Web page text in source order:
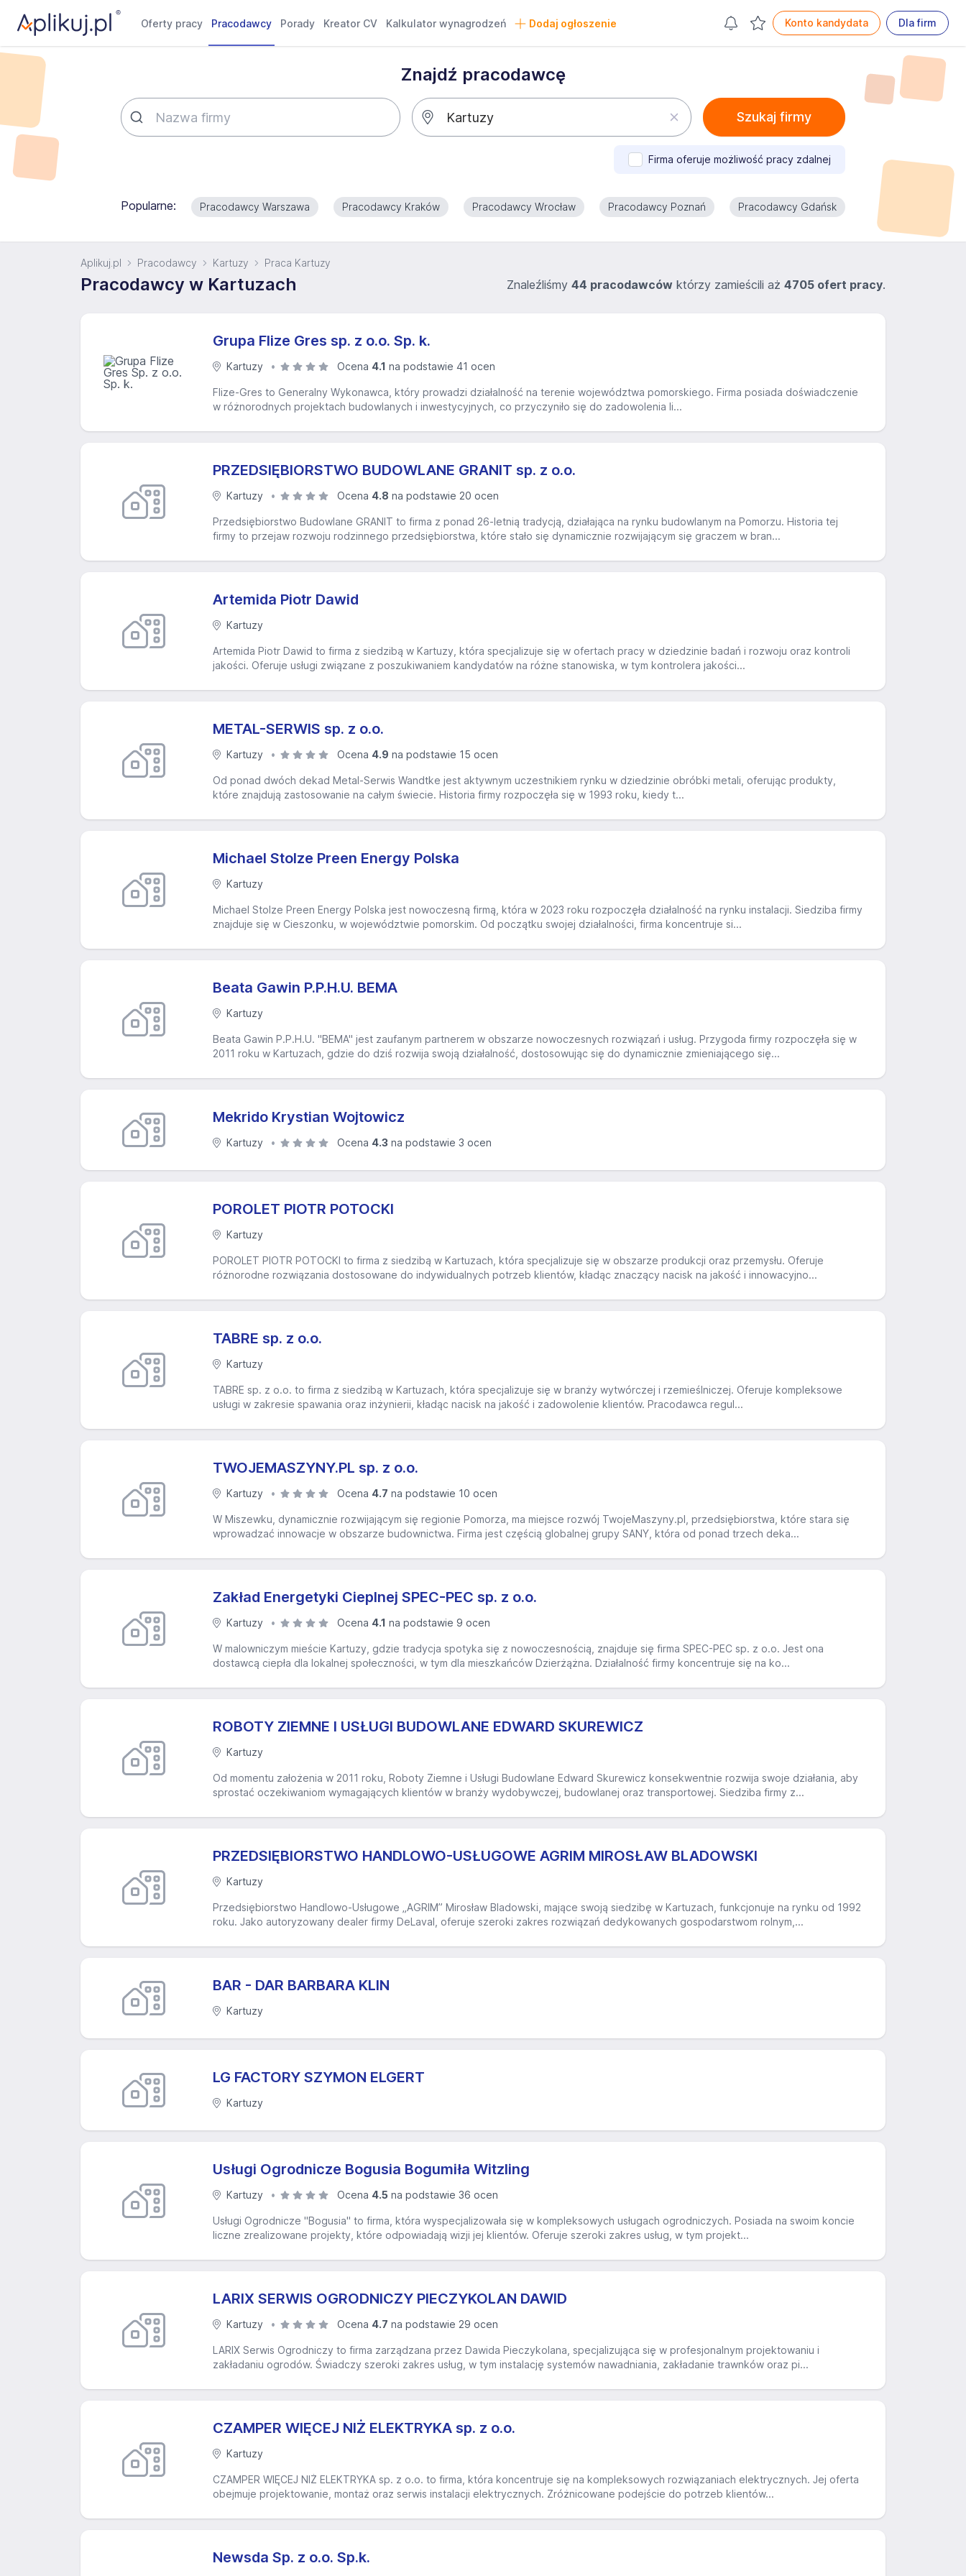
Oferty pracy Pracodawcy Porady Kreator CV Kalkulator wynagrodzeń Dodaj ogłoszenie Konto kandydata Dla firm
Znajdź pracodawcę
Szukaj firmy
Firma oferuje możliwość pracy zdalnej
Popularne: Pracodawcy Warszawa Pracodawcy Kraków Pracodawcy Wrocław Pracodawcy Poznań Pracodawcy Gdańsk
Aplikuj.pl Pracodawcy Kartuzy Praca Kartuzy
Pracodawcy w Kartuzach Znaleźliśmy 44 pracodawców którzy zamieścili aż 4705 ofert pracy.
Grupa Flize Gres sp. z o.o. Sp. k.
Kartuzy Ocena 4.1 na podstawie 41 ocen
Flize-Gres to Generalny Wykonawca, który prowadzi działalność na terenie województwa pomorskiego. Firma posiada doświadczenie
w różnorodnych projektach budowlanych i inwestycyjnych, co przyczyniło się do zadowolenia li...
PRZEDSIĘBIORSTWO BUDOWLANE GRANIT sp. z o.o.
Kartuzy Ocena 4.8 na podstawie 20 ocen
Przedsiębiorstwo Budowlane GRANIT to firma z ponad 26-letnią tradycją, działająca na rynku budowlanym na Pomorzu. Historia tej
firmy to przejaw rozwoju rodzinnego przedsiębiorstwa, które stało się dynamicznie rozwijającym się graczem w bran...
Artemida Piotr Dawid
Kartuzy
Artemida Piotr Dawid to firma z siedzibą w Kartuzy, która specjalizuje się w ofertach pracy w dziedzinie badań i rozwoju oraz kontroli
jakości. Oferuje usługi związane z poszukiwaniem kandydatów na różne stanowiska, w tym kontrolera jakości...
METAL-SERWIS sp. z o.o.
Kartuzy Ocena 4.9 na podstawie 15 ocen
Od ponad dwóch dekad Metal-Serwis Wandtke jest aktywnym uczestnikiem rynku w dziedzinie obróbki metali, oferując produkty,
które znajdują zastosowanie na całym świecie. Historia firmy rozpoczęła się w 1993 roku, kiedy t...
Michael Stolze Preen Energy Polska
Kartuzy
Michael Stolze Preen Energy Polska jest nowoczesną firmą, która w 2023 roku rozpoczęła działalność na rynku instalacji. Siedziba firmy
znajduje się w Cieszonku, w województwie pomorskim. Od początku swojej działalności, firma koncentruje si...
Beata Gawin P.P.H.U. BEMA
Kartuzy
Beata Gawin P.P.H.U. "BEMA" jest zaufanym partnerem w obszarze nowoczesnych rozwiązań i usług. Przygoda firmy rozpoczęła się w
2011 roku w Kartuzach, gdzie do dziś rozwija swoją działalność, dostosowując się do dynamicznie zmieniającego się...
Mekrido Krystian Wojtowicz
Kartuzy Ocena 4.3 na podstawie 3 ocen
POROLET PIOTR POTOCKI
Kartuzy
POROLET PIOTR POTOCKI to firma z siedzibą w Kartuzach, która specjalizuje się w obszarze produkcji oraz przemysłu. Oferuje
różnorodne rozwiązania dostosowane do indywidualnych potrzeb klientów, kładąc znaczący nacisk na jakość i innowacyjno...
TABRE sp. z o.o.
Kartuzy
TABRE sp. z o.o. to firma z siedzibą w Kartuzach, która specjalizuje się w branży wytwórczej i rzemieślniczej. Oferuje kompleksowe
usługi w zakresie spawania oraz inżynierii, kładąc nacisk na jakość i zadowolenie klientów. Pracodawca regul...
TWOJEMASZYNY.PL sp. z o.o.
Kartuzy Ocena 4.7 na podstawie 10 ocen
W Miszewku, dynamicznie rozwijającym się regionie Pomorza, ma miejsce rozwój TwojeMaszyny.pl, przedsiębiorstwa, które stara się
wprowadzać innowacje w obszarze budownictwa. Firma jest częścią globalnej grupy SANY, która od ponad trzech deka...
Zakład Energetyki Cieplnej SPEC-PEC sp. z o.o.
Kartuzy Ocena 4.1 na podstawie 9 ocen
W malowniczym mieście Kartuzy, gdzie tradycja spotyka się z nowoczesnością, znajduje się firma SPEC-PEC sp. z o.o. Jest ona
dostawcą ciepła dla lokalnej społeczności, w tym dla mieszkańców Dzierżążna. Działalność firmy koncentruje się na ko...
ROBOTY ZIEMNE I USŁUGI BUDOWLANE EDWARD SKUREWICZ
Kartuzy
Od momentu założenia w 2011 roku, Roboty Ziemne i Usługi Budowlane Edward Skurewicz konsekwentnie rozwija swoje działania, aby
sprostać oczekiwaniom wymagających klientów w branży wydobywczej, budowlanej oraz transportowej. Siedziba firmy z...
PRZEDSIĘBIORSTWO HANDLOWO-USŁUGOWE AGRIM MIROSŁAW BLADOWSKI
Kartuzy
Przedsiębiorstwo Handlowo-Usługowe „AGRIM” Mirosław Bladowski, mające swoją siedzibę w Kartuzach, funkcjonuje na rynku od 1992
roku. Jako autoryzowany dealer firmy DeLaval, oferuje szeroki zakres rozwiązań dedykowanych gospodarstwom rolnym,...
BAR - DAR BARBARA KLIN
Kartuzy
LG FACTORY SZYMON ELGERT
Kartuzy
Usługi Ogrodnicze Bogusia Bogumiła Witzling
Kartuzy Ocena 4.5 na podstawie 36 ocen
Usługi Ogrodnicze "Bogusia" to firma, która wyspecjalizowała się w kompleksowych usługach ogrodniczych. Posiada na swoim koncie
liczne zrealizowane projekty, które odpowiadają wizji jej klientów. Oferuje szeroki zakres usług, w tym projekt...
LARIX SERWIS OGRODNICZY PIECZYKOLAN DAWID
Kartuzy Ocena 4.7 na podstawie 29 ocen
LARIX Serwis Ogrodniczy to firma zarządzana przez Dawida Pieczykolana, specjalizująca się w profesjonalnym projektowaniu i
zakładaniu ogrodów. Świadczy szeroki zakres usług, w tym instalację systemów nawadniania, zakładanie trawnków oraz pi...
CZAMPER WIĘCEJ NIŻ ELEKTRYKA sp. z o.o.
Kartuzy
CZAMPER WIĘCEJ NIŻ ELEKTRYKA sp. z o.o. to firma, która koncentruje się na kompleksowych rozwiązaniach elektrycznych. Jej oferta
obejmuje projektowanie, montaż oraz serwis instalacji elektrycznych. Zróżnicowane podejście do potrzeb klientów...
Newsda Sp. z o.o. Sp.k.